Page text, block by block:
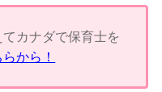
カナダで保育士を
から！